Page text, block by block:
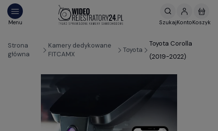
Strona
główna
Kamery dedykowane
FITCAMX
Toyota
Toyota Corolla
(2019-2022)